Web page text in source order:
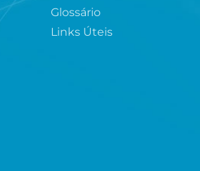
Glossário
Links Úteis